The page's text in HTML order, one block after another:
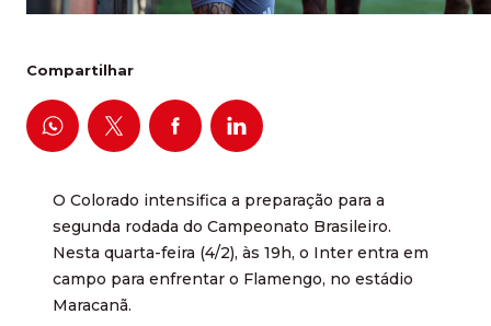
Compartilhar
O Colorado intensifica a preparação para a
segunda rodada do Campeonato Brasileiro.
Nesta quarta-feira (4/2), às 19h, o Inter entra em
campo para enfrentar o Flamengo, no estádio
Maracanã.